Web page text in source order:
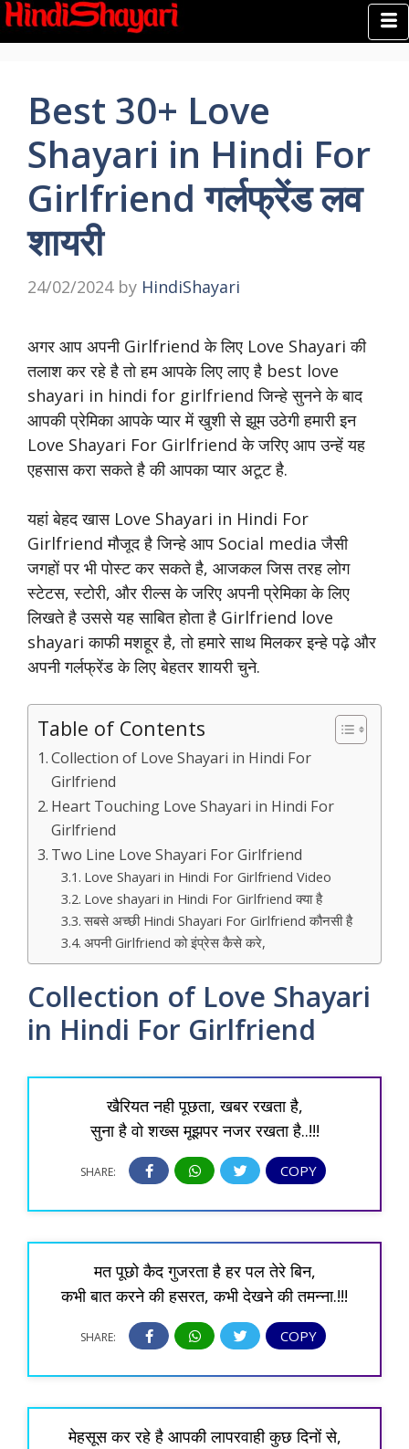
Best 30+ Love
Shayari in Hindi For
Girlfriend गर्लफ्रेंड लव
शायरी
24/02/2024 by HindiShayari
अगर आप अपनी Girlfriend के लिए Love Shayari की
तलाश कर रहे है तो हम आपके लिए लाए है best love
shayari in hindi for girlfriend जिन्हे सुनने के बाद
आपकी प्रेमिका आपके प्यार में खुशी से झूम उठेगी हमारी इन
Love Shayari For Girlfriend के जरिए आप उन्हें यह
एहसास करा सकते है की आपका प्यार अटूट है.
यहां बेहद खास Love Shayari in Hindi For
Girlfriend मौजूद है जिन्हे आप Social media जैसी
जगहों पर भी पोस्ट कर सकते है, आजकल जिस तरह लोग
स्टेटस, स्टोरी, और रील्स के जरिए अपनी प्रेमिका के लिए
लिखते है उससे यह साबित होता है Girlfriend love
shayari काफी मशहूर है, तो हमारे साथ मिलकर इन्हे पढ़े और
अपनी गर्लफ्रेंड के लिए बेहतर शायरी चुने.
Table of Contents
Collection of Love Shayari in Hindi For
Girlfriend
Heart Touching Love Shayari in Hindi For
Girlfriend
Two Line Love Shayari For Girlfriend
Love Shayari in Hindi For Girlfriend Video
Love shayari in Hindi For Girlfriend क्या है
सबसे अच्छी Hindi Shayari For Girlfriend कौनसी है
अपनी Girlfriend को इंप्रेस कैसे करे,
Collection of Love Shayari
in Hindi For Girlfriend
खैरियत नही पूछता, खबर रखता है,
सुना है वो शख्स मूझपर नजर रखता है..!!!
SHARE: COPY
मत पूछो कैद गुजरता है हर पल तेरे बिन,
कभी बात करने की हसरत, कभी देखने की तमन्ना.!!!
SHARE: COPY
मेहसूस कर रहे है आपकी लापरवाही कुछ दिनों से,